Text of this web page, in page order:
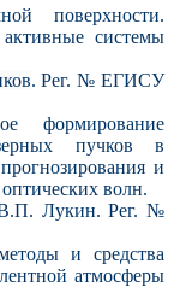
поверхности.
активные системы
. Рег. № ЕГИСУ
формирование
пучков в
и
волн.
Лукин. Рег. №
и средства
атмосферы